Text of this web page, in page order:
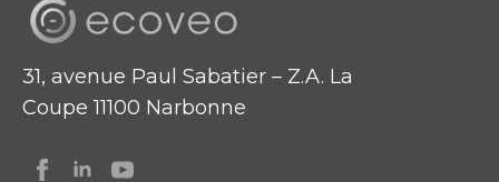
31, avenue Paul Sabatier – Z.A. La
Coupe 11100 Narbonne